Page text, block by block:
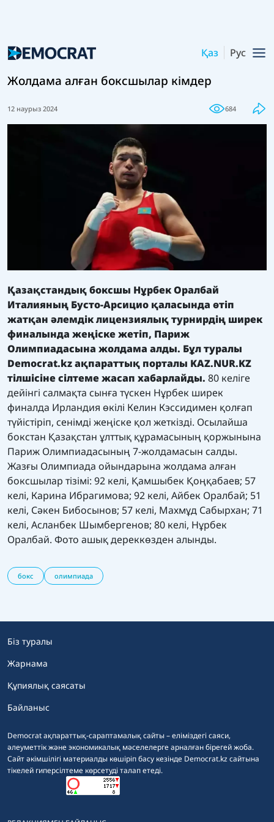
Қаз Рус
Жолдама алған боксшылар кімдер
12 наурыз 2024 684
Қазақстандық боксшы Нұрбек Оралбай
Италияның Бусто-Арсицио қаласында өтіп
жатқан әлемдік лицензиялық турнирдің ширек
финалында жеңіске жетіп, Париж
Олимпиадасына жолдама алды. Бұл туралы
Democrat.kzақпараттық порталы KAZ.NUR.KZ
тілшісіне сілтеме жасап хабарлайды. 80 келіге
дейінгі салмақта сынға түскен Нұрбек ширек
финалда Ирландия өкілі Келин Кэссидимен қолғап
түйістіріп, сенімді жеңіске қол жеткізді. Осылайша
бокстан Қазақстан ұлттық құрамасының қоржынына
Париж Олимпиадасының 7-жолдамасын салды.
Жазғы Олимпиада ойындарына жолдама алған
боксшылар тізімі: 92 келі, Қамшыбек Қоңқабаев; 57
келі, Карина Ибрагимова; 92 келі, Айбек Оралбай; 51
келі, Сәкен Бибосынов; 57 келі, Махмұд Сабырхан; 71
келі, Асланбек Шымбергенов; 80 келі, Нұрбек
Оралбай. Фото ашық дереккөзден алынды.
бокс олимпиада
Democrat ақпараттық-сараптамалық сайты – еліміздегі саяси,
әлеуметтік және экономикалық мәселелерге арналған бірегей жоба.
Сайт әкімшілігі материалды көшіріп басу кезінде Democrat.kz сайтына
тікелей гиперсілтеме көрсетуді талап етеді.
Біз туралы
Жарнама
Құпиялық саясаты
Байланыс